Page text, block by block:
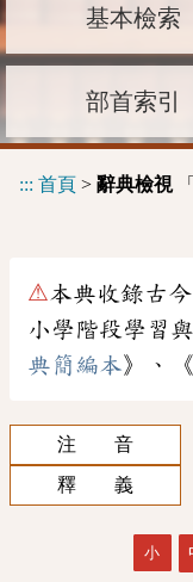
基本檢索
部首索引
::: 首頁 > 辭典檢視「
⚠本典收錄古今
小學階段學習
典簡編本》、《
注 音
釋 義
小